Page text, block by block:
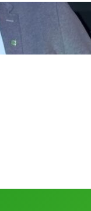
по осени